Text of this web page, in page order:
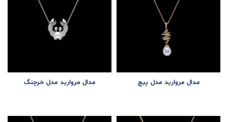
مدال مروارید مدل پیچ مدال مروارید مدل خرچنگ